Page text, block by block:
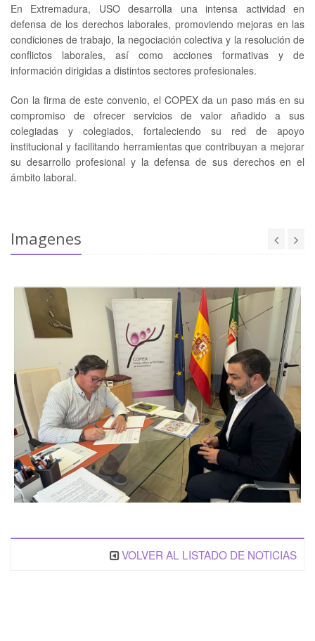
En Extremadura, USO desarrolla una intensa actividad en
defensa de los derechos laborales, promoviendo mejoras en las
condiciones de trabajo, la negociación colectiva y la resolución de
conflictos laborales, así como acciones formativas y de
información dirigidas a distintos sectores profesionales.
Con la firma de este convenio, el COPEX da un paso más en su
compromiso de ofrecer servicios de valor añadido a sus
colegiadas y colegiados, fortaleciendo su red de apoyo
institucional y facilitando herramientas que contribuyan a mejorar
su desarrollo profesional y la defensa de sus derechos en el
ámbito laboral.
Imagenes
VOLVER AL LISTADO DE NOTICIAS